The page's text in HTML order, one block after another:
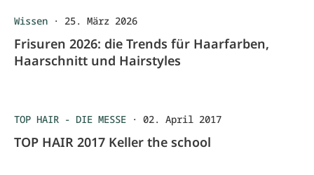
Wissen · 25. März 2026
Frisuren 2026: die Trends für Haarfarben,
Haarschnitt und Hairstyles
TOP HAIR - DIE MESSE · 02. April 2017
TOP HAIR 2017 Keller the school